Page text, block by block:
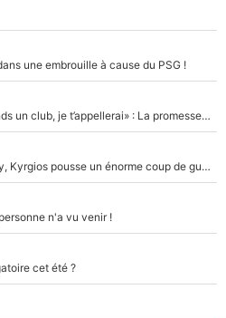
une embrouille à cause du PSG !
Mercato - OM - «Dès que je prends un club, je t’appellerai» : La promesse de Marcelino au moment de claquer la porte
Victime de racisme contre Murray, Kyrgios pousse un énorme coup de gueule !
n'a vu venir !
cet été ?